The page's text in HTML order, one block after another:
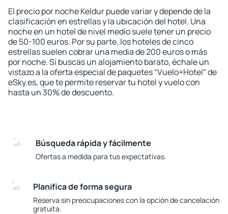
El precio por noche Keldur puede variar y depende de la
clasificación en estrellas y la ubicación del hotel. Una
noche en un hotel de nivel medio suele tener un precio
de 50-100 euros. Por su parte, los hoteles de cinco
estrellas suelen cobrar una media de 200 euros o más
por noche. Si buscas un alojamiento barato, échale un
vistazo a la oferta especial de paquetes “Vuelo+Hotel“ de
eSky.es, que te permite reservar tu hotel y vuelo con
hasta un 30% de descuento.
Búsqueda rápida y fácilmente
Ofertas a medida para tus expectativas.
Planifica de forma segura
Reserva sin preocupaciones con la opción de cancelación
gratuita.